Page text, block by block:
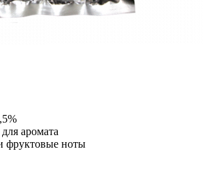
для аромата
фруктовые ноты